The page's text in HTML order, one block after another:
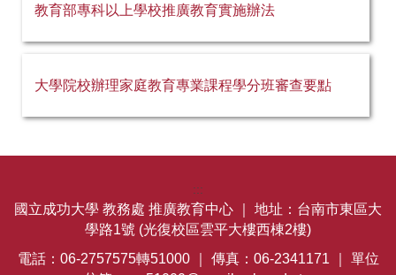
教育部專科以上學校推廣教育實施辦法
大學院校辦理家庭教育專業課程學分班審查要點
:::
國立成功大學 教務處 推廣教育中心 ｜ 地址：台南市東區大
學路1號 (光復校區雲平大樓西棟2樓)
電話：06-2757575轉51000 ｜ 傳真：06-2341171 ｜ 單位